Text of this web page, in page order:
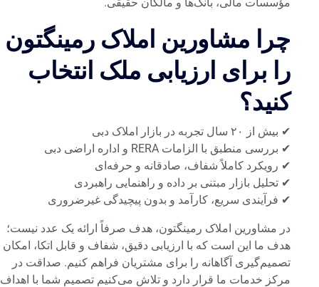
چرا مشاورین املاک رمینگتون
را برای ارزیابی ملک انتخاب
کنید؟
✔ بیش از ۲۰ سال تجربه در بازار املاک دبی
✔ بررسی منطبق با الزامات RERA و اداره اراضی دبی
✔ رویکرد کاملاً شفاف، صادقانه و حرفه‌ای
✔ تحلیل بازار مبتنی بر داده و راهنمایی راهبردی
✔ فرآیندی سریع، کارآمد و بدون پیچیدگی غیرضروری
در مشاورین املاک رمینگتون، هدف صرفاً ارائه یک عدد نیست؛
هدف ما این است که با ارزیابی دقیق، شفاف و قابل اتکا، امکان
تصمیم‌گیری آگاهانه را برای مشتریان فراهم کنیم. صداقت در
مرکز خدمات ما قرار دارد و تلاش می‌کنیم تصمیم شما با اهداف